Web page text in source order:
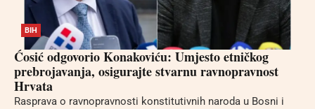
BIH
Ćosić odgovorio Konakoviću: Umjesto etničkog
prebrojavanja, osigurajte stvarnu ravnopravnost
Hrvata
Rasprava o ravnopravnosti konstitutivnih naroda u Bosni i